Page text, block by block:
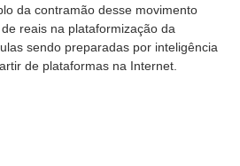
da contramão desse movimento
reais na plataformização da
sendo preparadas por inteligência
de plataformas na Internet.